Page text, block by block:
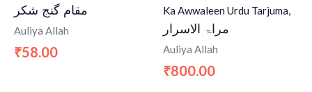
مقام گنج شکر
Auliya Allah
₹58.00
Ka Awwaleen Urdu Tarjuma,
مراۃ الاسرار
Auliya Allah
₹800.00